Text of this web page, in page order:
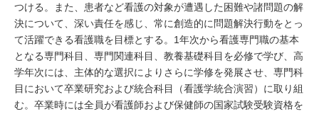
つける。また、患者など看護の対象が遭遇した困難や諸問題の解
決について、深い責任を感じ、常に創造的に問題解決行動をとっ
て活躍できる看護職を目標とする。1年次から看護専門職の基本
となる専門科目、専門関連科目、教養基礎科目を必修で学び、高
学年次には、主体的な選択によりさらに学修を発展させ、専門科
目において卒業研究および統合科目（看護学統合演習）に取り組
む。卒業時には全員が看護師および保健師の国家試験受験資格を